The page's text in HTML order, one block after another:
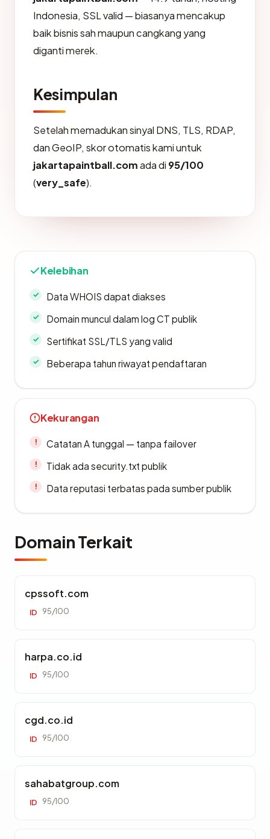
Indonesia, SSL valid — biasanya mencakup
baik bisnis sah maupun cangkang yang
diganti merek.
Kesimpulan
Setelah memadukan sinyal DNS, TLS, RDAP,
dan GeoIP, skor otomatis kami untuk
jakartapaintball.comada di 95/100
(very_safe).
Kelebihan
Data WHOIS dapat diakses
Domain muncul dalam log CT publik
Sertifikat SSL/TLS yang valid
Beberapa tahun riwayat pendaftaran
Kekurangan
Catatan A tunggal — tanpa failover
Tidak ada security.txt publik
Data reputasi terbatas pada sumber publik
Domain Terkait
cpssoft.com
ID 95/100
harpa.co.id
ID 95/100
cgd.co.id
ID 95/100
sahabatgroup.com
ID 95/100